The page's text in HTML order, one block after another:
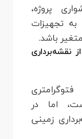
پروژه،
تجهیزات
باشد.
نقشه‌برداری
اما در
زمینی